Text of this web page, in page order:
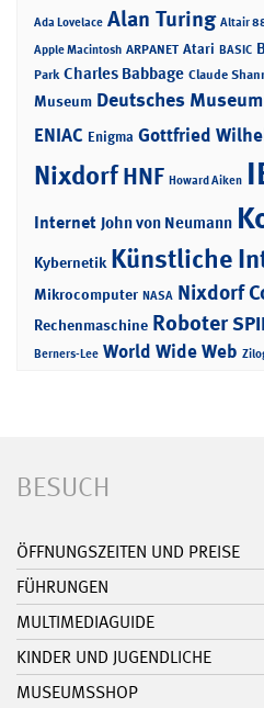
Ada Lovelace Alan Turing Altair
Apple Macintosh ARPANET Atari BASIC
Park Charles Babbage Claude
Museum Deutsches Museum
ENIAC Enigma Gottfried
NixdorfHNF Howard Aiken
Internet John von Neumann
Kybernetik Künstliche
Mikrocomputer NASA Nixdorf
Rechenmaschine Roboter
Berners-Lee World Wide Web
BESUCH
ÖFFNUNGSZEITEN UND PREISE
FÜHRUNGEN
MULTIMEDIAGUIDE
KINDER UND JUGENDLICHE
MUSEUMSSHOP